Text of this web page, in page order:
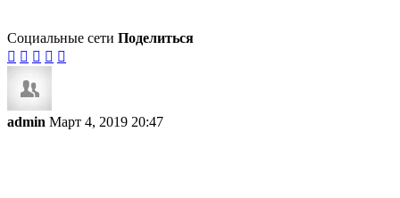
Социальные сети Поделиться
    
admin Март 4, 2019 20:47